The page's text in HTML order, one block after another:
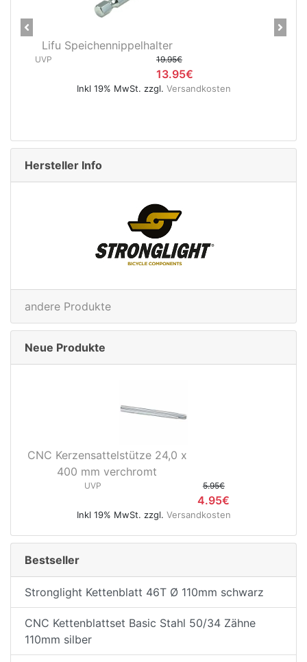
CNC Kerzensattelstütze 26,0 x
400 mm verchromt
5.95€
4.95€
Previous Next
Hersteller Info
andere Produkte
Neue Produkte
CNC Kerzensattelstütze 24,0 x
400 mm verchromt
UVP 5.95€
4.95€
Inkl 19% MwSt. zzgl. Versandkosten
Bestseller
Stronglight Kettenblatt 46T Ø 110mm schwarz
CNC Kettenblattset Basic Stahl 50/34 Zähne
110mm silber